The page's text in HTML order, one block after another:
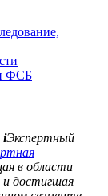
ФСБ
iЭкспертный
в области
и достигшая